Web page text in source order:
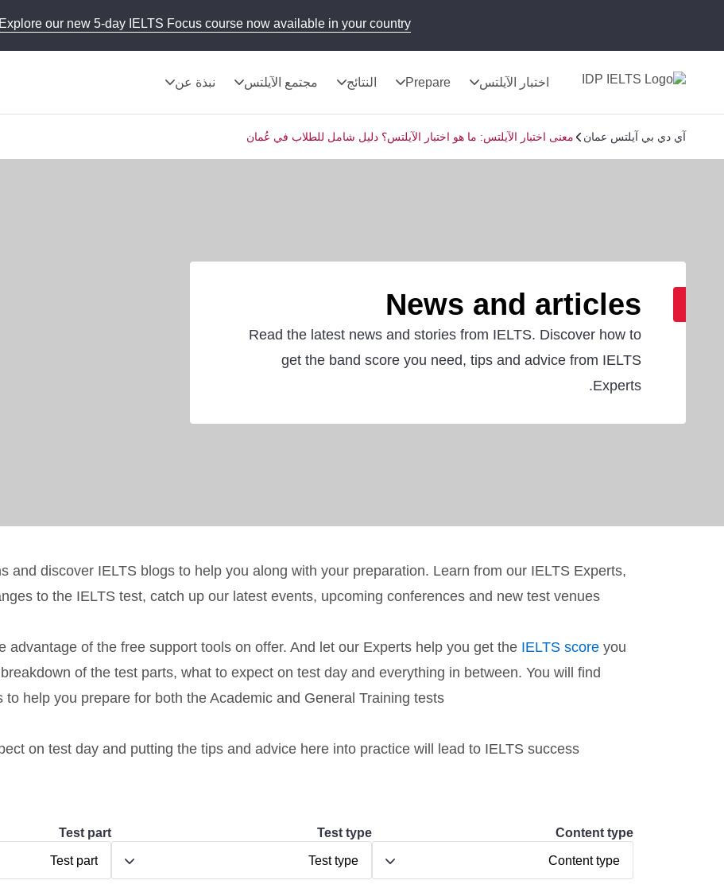
Explore our new 5-day IELTS Focus course now available in your country!
اختبار الآيلتس Prepare النتائج مجتمع الآيلتس نبذة عن
آي دي بي آيلتس عمان معنى اختبار الآيلتس: ما هو اختبار الآيلتس؟ دليل شامل للطلاب في عُمان
News and articles
Read the latest news and stories from IELTS. Discover how to
get the band score you need, tips and advice from IELTS
Experts.
and discover IELTS blogs to help you along with your preparation. Learn from our IELTS Experts,
to the IELTS test, catch up our latest events, upcoming conferences and new test venues.
advantage of the free support tools on offer. And let our Experts help you get the IELTS score you
of the test parts, what to expect on test day and everything in between. You will find
to help you prepare for both the Academic and General Training tests.
on test day and putting the tips and advice here into practice will lead to IELTS success!
Content type
Content type
Test type
Test type
Test part
Test part